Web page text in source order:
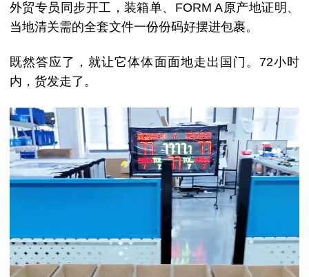
外贸专员同步开工，装箱单、FORM A原产地证明、
当地清关需的全套文件一份份码好摆进包裹。
既然答应了，就让它体体面面地走出国门。 72小时
内，货发走了。